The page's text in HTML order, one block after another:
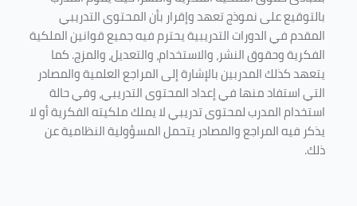
بالتوقيع على نموذج تعهد وإقرار بأن المحتوى التدريبي
المقدم في الدورات التدريبية يحترم فيه جميع قوانين الملكية
الفكرية وحقوق النشر، والاستخدام، والتعديل، والمزج. كما
يتعهد كذلك المدربين بالإشارة إلى المراجع العلمية والمصادر
التي استفاد منها في إعداد المحتوى التدريبي، وفي حالة
استخدام المدرب لمحتوى تدريبي لا يملك ملكيته الفكرية أو لا
يذكر فيه المراجع والمصادر يتحمل المسؤولية النظامية عن
ذلك.